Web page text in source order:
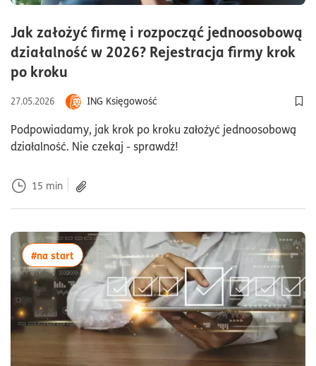
Jak założyć firmę i rozpocząć jednoosobową
działalność w 2026? Rejestracja firmy krok
po kroku
27.05.2026
ING Księgowość
Podpowiadamy, jak krok po kroku założyć jednoosobową
działalność. Nie czekaj - sprawdź!
15 min
#na startwięcej artykułów z tagiem:#na start